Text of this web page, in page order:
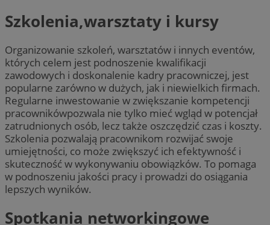
Szkolenia,warsztaty i kursy
Organizowanie szkoleń, warsztatów i innych eventów,
których celem jest podnoszenie kwalifikacji
zawodowych i doskonalenie kadry pracowniczej, jest
popularne zarówno w dużych, jak i niewielkich firmach.
Regularne inwestowanie w zwiększanie kompetencji
pracownikówpozwala nie tylko mieć wgląd w potencjał
zatrudnionych osób, lecz także oszczędzić czas i koszty.
Szkolenia pozwalają pracownikom rozwijać swoje
umiejętności, co może zwiększyć ich efektywność i
skuteczność w wykonywaniu obowiązków. To pomaga
w podnoszeniu jakości pracy i prowadzi do osiągania
lepszych wyników.
Spotkania networkingowe